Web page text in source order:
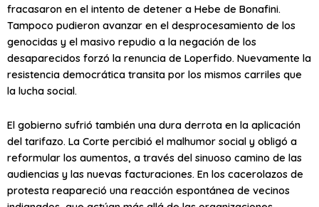
fracasaron en el intento de detener a Hebe de Bonafini.
Tampoco pudieron avanzar en el desprocesamiento de los
genocidas y el masivo repudio a la negación de los
desaparecidos forzó la renuncia de Loperfido. Nuevamente la
resistencia democrática transita por los mismos carriles que
la lucha social.
El gobierno sufrió también una dura derrota en la aplicación
del tarifazo. La Corte percibió el malhumor social y obligó a
reformular los aumentos, a través del sinuoso camino de las
audiencias y las nuevas facturaciones. En los cacerolazos de
protesta reapareció una reacción espontánea de vecinos